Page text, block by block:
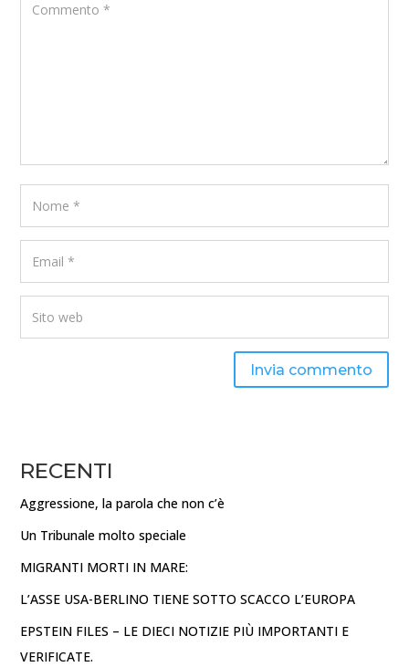
Invia commento
RECENTI
Aggressione, la parola che non c’è
Un Tribunale molto speciale
MIGRANTI MORTI IN MARE:
L’ASSE USA-BERLINO TIENE SOTTO SCACCO L’EUROPA
EPSTEIN FILES – LE DIECI NOTIZIE PIÙ IMPORTANTI E
VERIFICATE.